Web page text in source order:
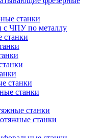
станки
с ЧПУ по металлу
станки
станки
станки
станки
станки